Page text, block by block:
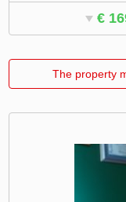
€
The property